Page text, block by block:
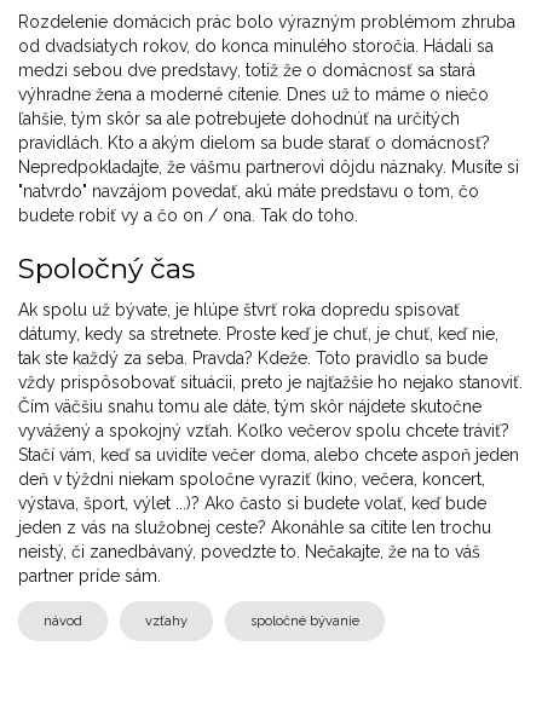
Rozdelenie domácich prác bolo výrazným problémom zhruba
od dvadsiatych rokov, do konca minulého storočia. Hádali sa
medzi sebou dve predstavy, totiž že o domácnosť sa stará
výhradne žena a moderné cítenie. Dnes už to máme o niečo
ľahšie, tým skôr sa ale potrebujete dohodnúť na určitých
pravidlách. Kto a akým dielom sa bude starať o domácnosť?
Nepredpokladajte, že vášmu partnerovi dôjdu náznaky. Musíte si
"natvrdo" navzájom povedať, akú máte predstavu o tom, čo
budete robiť vy a čo on / ona. Tak do toho.
Spoločný čas
Ak spolu už bývate, je hlúpe štvrť roka dopredu spisovať
dátumy, kedy sa stretnete. Proste keď je chuť, je chuť, keď nie,
tak ste každý za seba. Pravda? Kdeže. Toto pravidlo sa bude
vždy prispôsobovať situácii, preto je najťažšie ho nejako stanoviť.
Čím väčšiu snahu tomu ale dáte, tým skôr nájdete skutočne
vyvážený a spokojný vzťah. Koľko večerov spolu chcete tráviť?
Stačí vám, keď sa uvidíte večer doma, alebo chcete aspoň jeden
deň v týždni niekam spoločne vyraziť (kino, večera, koncert,
výstava, šport, výlet ...)? Ako často si budete volať, keď bude
jeden z vás na služobnej ceste? Akonáhle sa cítite len trochu
neistý, či zanedbávaný, povedzte to. Nečakajte, že na to váš
partner príde sám.
návod vzťahy spoločné bývanie